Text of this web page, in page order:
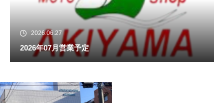
2026.06.27
2026年07月営業予定